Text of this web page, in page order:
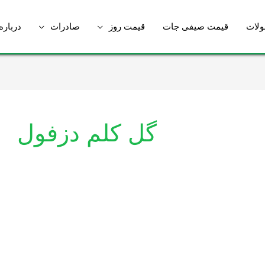
قیمت صیفی جات قیمت روز صادرات
گل کلم دزفول